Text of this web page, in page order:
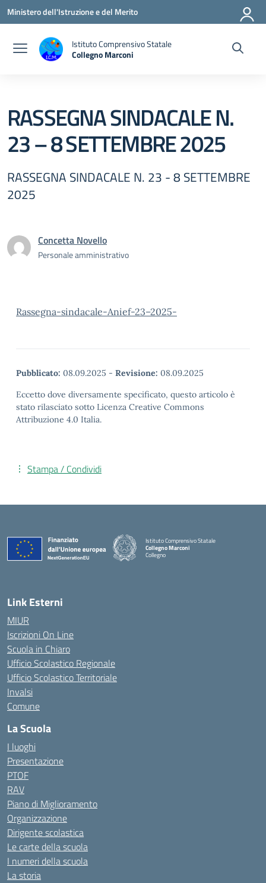
Vai ai contenuti
Vai al menu di navigazione
Vai al footer
Ministero dell'Istruzione e del Merito
Istituto Comprensivo Statale
Collegno Marconi
RASSEGNA SINDACALE N.
23 – 8 SETTEMBRE 2025
RASSEGNA SINDACALE N. 23 - 8 SETTEMBRE
2025
Concetta Novello
Personale amministrativo
Rassegna-sindacale-Anief-23–2025-
Pubblicato: 08.09.2025 - Revisione: 08.09.2025
Eccetto dove diversamente specificato, questo articolo è
stato rilasciato sotto Licenza Creative Commons
Attribuzione 4.0 Italia.
Stampa / Condividi
Istituto Comprensivo Statale
Collegno Marconi
Collegno
Link Esterni
MIUR
Iscrizioni On Line
Scuola in Chiaro
Ufficio Scolastico Regionale
Ufficio Scolastico Territoriale
Invalsi
Comune
La Scuola
I luoghi
Presentazione
PTOF
RAV
Piano di Miglioramento
Organizzazione
Dirigente scolastica
Le carte della scuola
I numeri della scuola
La storia